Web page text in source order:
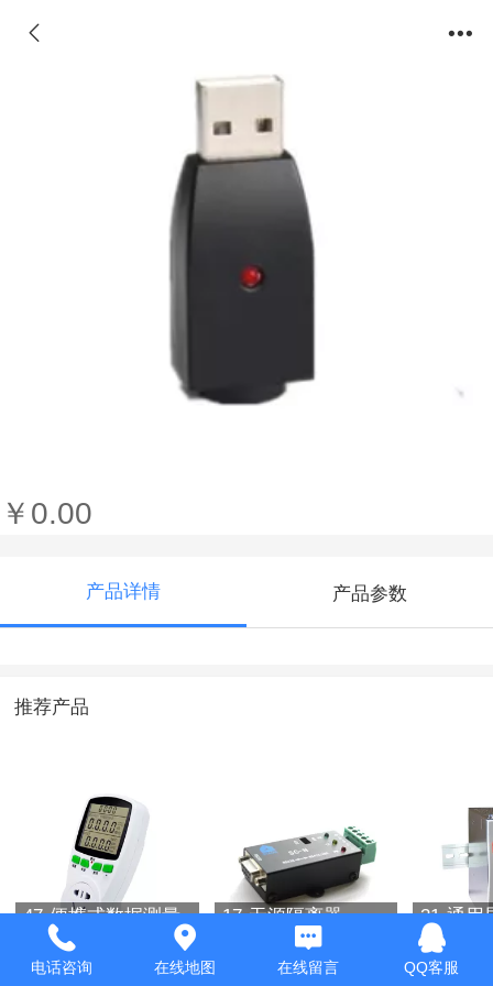
￥0.00
产品详情 产品参数
推荐产品
47-便携式数据测量
仪 电力监测仪
17-无源隔离器
31-通用
源 电子
电话咨询 在线地图 在线留言 QQ客服